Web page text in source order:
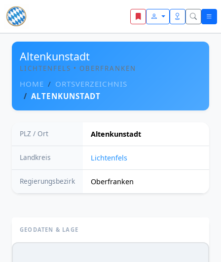
Zum Inhalt springen
Altenkunstadt
LICHTENFELS • OBERFRANKEN
HOME
ORTSVERZEICHNIS
ALTENKUNSTADT
PLZ / Ort Altenkunstadt
Landkreis Lichtenfels
Regierungsbezirk Oberfranken
GEODATEN & LAGE